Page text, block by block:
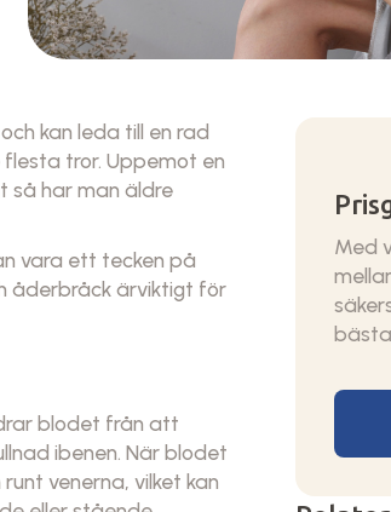
kan leda till en rad
tror. Uppemot en
så har man äldre
vara ett tecken på
åderbråck ärviktigt för
blodet från att
ibenen. När blodet
venerna, vilket kan
Med